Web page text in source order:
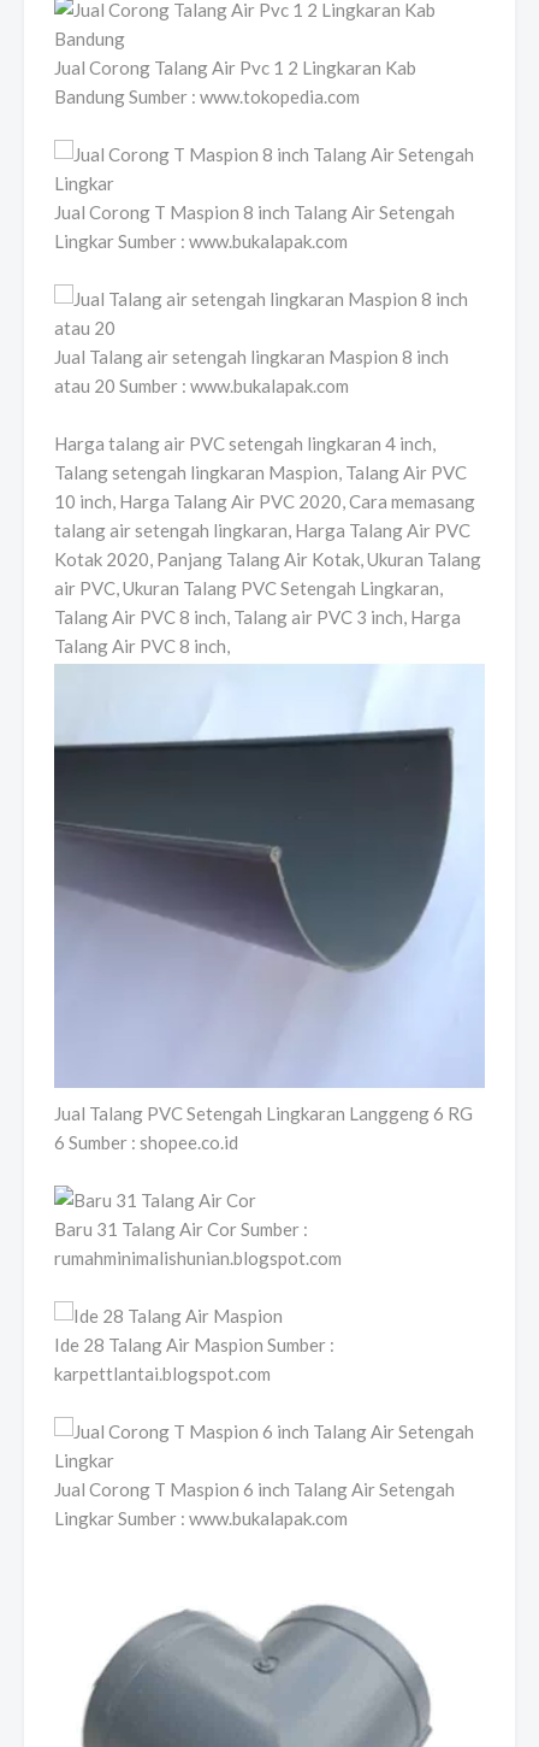
Jual Corong Talang Air Pvc 1 2 Lingkaran Kab
Bandung Sumber : www.tokopedia.com
Jual Corong T Maspion 8 inch Talang Air Setengah
Lingkar Sumber : www.bukalapak.com
Jual Talang air setengah lingkaran Maspion 8 inch
atau 20 Sumber : www.bukalapak.com
Harga talang air PVC setengah lingkaran 4 inch,
Talang setengah lingkaran Maspion, Talang Air PVC
10 inch, Harga Talang Air PVC 2020, Cara memasang
talang air setengah lingkaran, Harga Talang Air PVC
Kotak 2020, Panjang Talang Air Kotak, Ukuran Talang
air PVC, Ukuran Talang PVC Setengah Lingkaran,
Talang Air PVC 8 inch, Talang air PVC 3 inch, Harga
Talang Air PVC 8 inch,
Jual Talang PVC Setengah Lingkaran Langgeng 6 RG
6 Sumber : shopee.co.id
Baru 31 Talang Air Cor Sumber :
rumahminimalishunian.blogspot.com
Ide 28 Talang Air Maspion Sumber :
karpettlantai.blogspot.com
Jual Corong T Maspion 6 inch Talang Air Setengah
Lingkar Sumber : www.bukalapak.com